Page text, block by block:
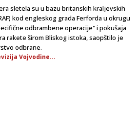
sletela su u bazu britanskih kraljevskih
kod engleskog grada Ferforda u okrugu
odbrambene operacije" i pokušaja
rakete širom Bliskog istoka, saopštilo je
odbrane.
Vojvodine...